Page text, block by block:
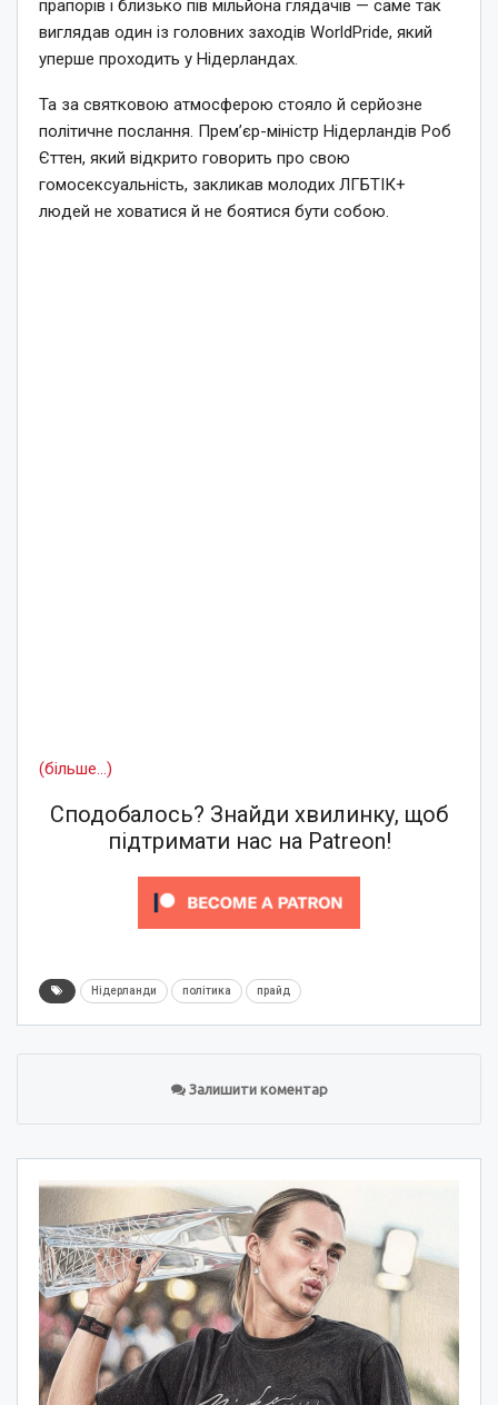
прапорів і близько пів мільйона глядачів — саме так
виглядав один із головних заходів WorldPride, який
уперше проходить у Нідерландах.
Та за святковою атмосферою стояло й серйозне
політичне послання. Прем’єр-міністр Нідерландів Роб
Єттен, який відкрито говорить про свою
гомосексуальність, закликав молодих ЛГБТІК+
людей не ховатися й не боятися бути собою.
(більше…)
Сподобалось? Знайди хвилинку, щоб
підтримати нас на Patreon!
Нідерланди політика прайд
Залишити коментар